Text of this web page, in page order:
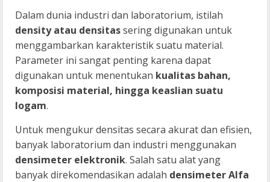
Dalam dunia industri dan laboratorium, istilah
density atau densitassering digunakan untuk
menggambarkan karakteristik suatu material.
Parameter ini sangat penting karena dapat
digunakan untuk menentukan kualitas bahan,
komposisi material, hingga keaslian suatu
logam.
Untuk mengukur densitas secara akurat dan efisien,
banyak laboratorium dan industri menggunakan
densimeter elektronik. Salah satu alat yang
banyak direkomendasikan adalah densimeter Alfa